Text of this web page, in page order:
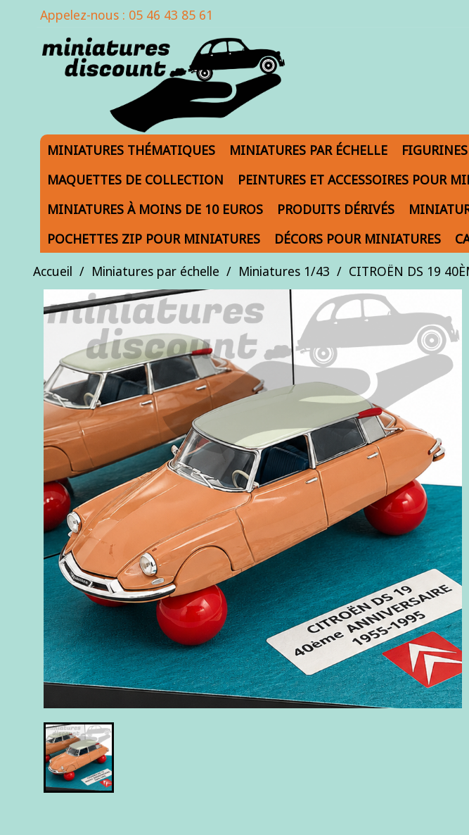
Appelez-nous : 05 46 43 85 61
MINIATURES THÉMATIQUES MINIATURES PAR ÉCHELLE
MAQUETTES DE COLLECTION
PEINTURES ET ACCESSOIRES POUR
MINIATURES À MOINS DE 10 EUROS
PRODUITS DÉRIVÉS
POCHETTES ZIP POUR MINIATURES
DÉCORS POUR MINIATURES
Accueil
Miniatures par échelle Miniatures 1/43 CITROËN DS 19